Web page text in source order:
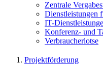
Zen­tra­le
Dienst­leis­tun­gen
IT-
Kon­fe­renz- und
Ver­brau­cher­lot­se
Projektförderung